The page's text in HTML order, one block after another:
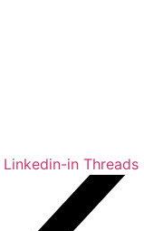
Linkedin-in Threads